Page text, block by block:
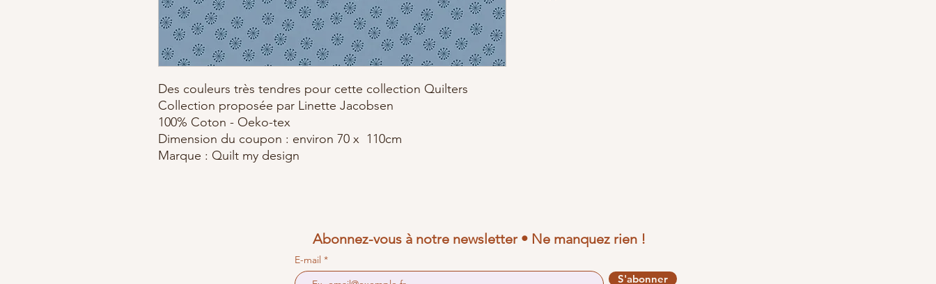
Des couleurs très tendres pour cette collection Quilters
Collection proposée par Linette Jacobsen
100% Coton - Oeko-tex
Dimension du coupon : environ 70 x 110cm
Marque : Quilt my design
Abonnez-vous à notre newsletter • Ne manquez rien !
E-mail
S'abonner